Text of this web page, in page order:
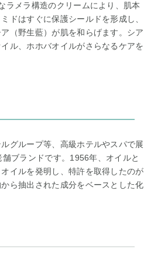
ラメラ構造のクリームにより、肌本
ドはすぐに保護シールドを形成し、
（野生藍）が肌を和らげます。シア
ル、ホホバオイルがさらなるケアを
グループ等、高級ホテルやスパで展
ブランドです。1956年、オイルと
イルを発明し、特許を取得したのが
ら抽出された成分をベースとした化